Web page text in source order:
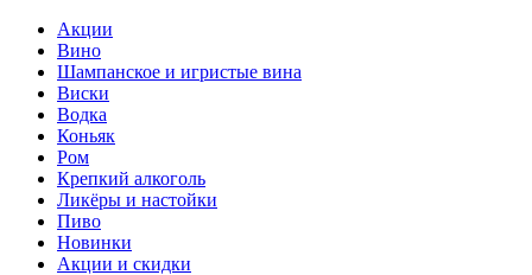
Акции
Вино
Шампанское и игристые вина
Виски
Водка
Коньяк
Ром
Крепкий алкоголь
Ликёры и настойки
Пиво
Новинки
Акции и скидки